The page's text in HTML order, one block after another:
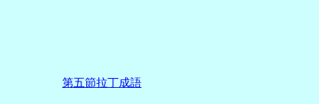
第五節拉丁成語